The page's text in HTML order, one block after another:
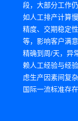
段，大部分工作
如人工排产计算
精度、交期稳定
等，影响客户满
精确到周/天，异
赖人工经验与经
虑生产因素间复
国际一流标准存